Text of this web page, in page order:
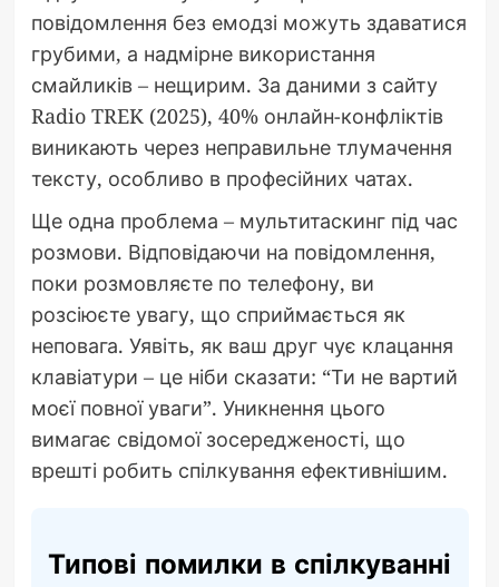
повідомлення без емодзі можуть здаватися
грубими, а надмірне використання
смайликів – нещирим. За даними з сайту
Radio TREK (2025), 40% онлайн-конфліктів
виникають через неправильне тлумачення
тексту, особливо в професійних чатах.
Ще одна проблема – мультитаскинг під час
розмови. Відповідаючи на повідомлення,
поки розмовляєте по телефону, ви
розсіюєте увагу, що сприймається як
неповага. Уявіть, як ваш друг чує клацання
клавіатури – це ніби сказати: “Ти не вартий
моєї повної уваги”. Уникнення цього
вимагає свідомої зосередженості, що
врешті робить спілкування ефективнішим.
Типові помилки в спілкуванні